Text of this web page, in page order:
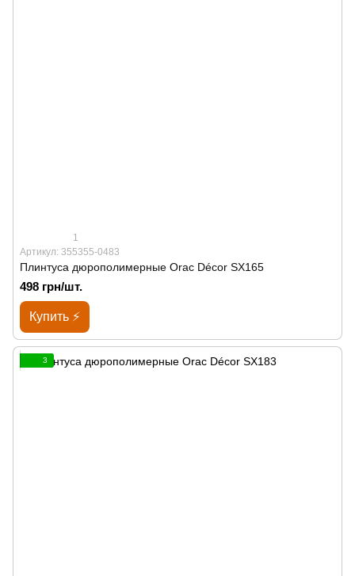
1
Артикул: 355355-0483
Плинтуса дюрополимерные Orac Décor SX165
498 грн/шт.
Купить ⚡
3